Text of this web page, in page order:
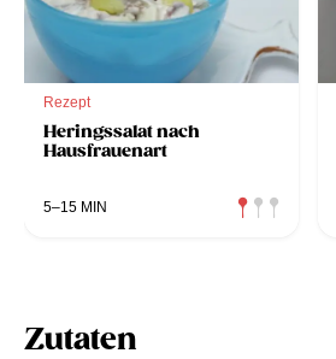
Rezept
Heringssalat nach
Hausfrauenart
5–15 MIN
Zutaten